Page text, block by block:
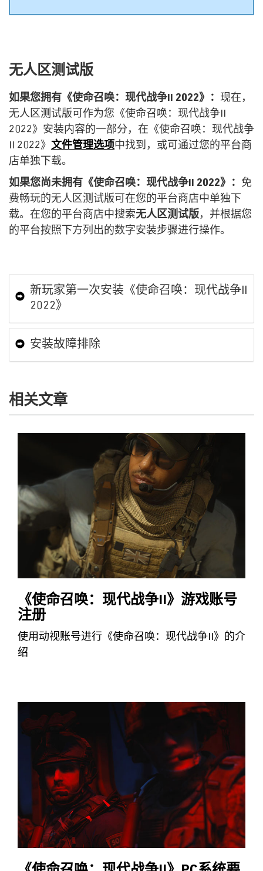
无人区测试版
如果您拥有《使命召唤：现代战争II 2022》： 现在，
无人区测试版可作为您《使命召唤：现代战争II
2022》安装内容的一部分，在《使命召唤：现代战争
II 2022》 文件管理选项中找到，或可通过您的平台商
店单独下载。
如果您尚未拥有《使命召唤：现代战争II 2022》： 免
费畅玩的无人区测试版可在您的平台商店中单独下
载。在您的平台商店中搜索无人区测试版，并根据您
的平台按照下方列出的数字安装步骤进行操作。
新玩家第一次安装《使命召唤：现代战争II
2022》
安装故障排除
相关文章
《使命召唤：现代战争II》游戏账号
注册
使用动视账号进行《使命召唤：现代战争II》的介
绍